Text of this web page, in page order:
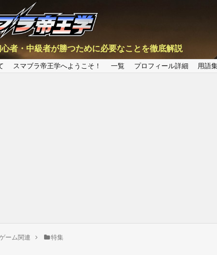
者・中級者が勝つために必要なことを徹底解説
スマブラ帝王学へようこそ！ 一覧 プロフィール詳細 用語
ーム関連 特集